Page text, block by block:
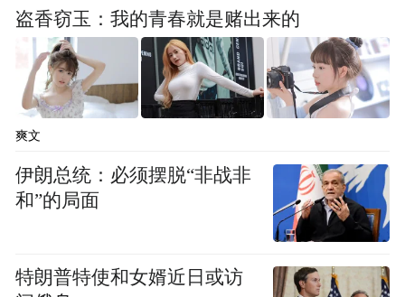
盗香窃玉：我的青春就是赌出来的
爽文
伊朗总统：必须摆脱“非战非
和”的局面
特朗普特使和女婿近日或访